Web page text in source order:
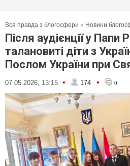
Вся правда з блогосфери » Новини
Після аудієнції у Папи
талановиті діти з
Послом України при
07.05.2026, 13:15 • 174 • 0